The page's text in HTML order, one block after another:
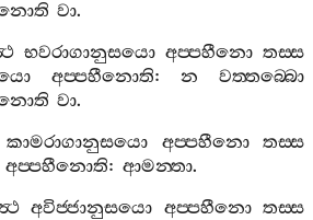
වා.
භවරාගානුසයො අප‍්පහීනො තස‍්ස
අප‍්පහීනොති:න
වත‍්තබ‍්බො
වා.
කාමරාගානුසයො අප‍්පහීනො
තස‍්ස
අප‍්පහීනොති: ආමන‍්තා.
අවිජ‍්ජානුසයො අප‍්පහීනො තස‍්ස